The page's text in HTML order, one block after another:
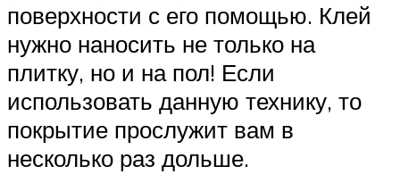
поверхности с его помощью. Клей
нужно наносить не только на
плитку, но и на пол! Если
использовать данную технику, то
покрытие прослужит вам в
несколько раз дольше.